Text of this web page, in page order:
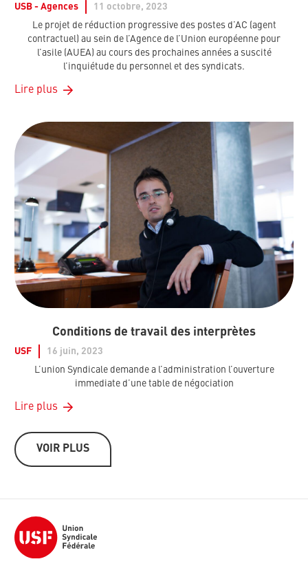
USB - Agences
11 octobre, 2023
Le projet de réduction progressive des postes d’AC (agent
contractuel) au sein de l’Agence de l’Union européenne pour
l’asile (AUEA) au cours des prochaines années a suscité
l’inquiétude du personnel et des syndicats.
Lire plus
Conditions de travail des interprètes
USF
16 juin, 2023
L’union Syndicale demande a l’administration l’ouverture
immediate d’une table de négociation
Lire plus
VOIR PLUS